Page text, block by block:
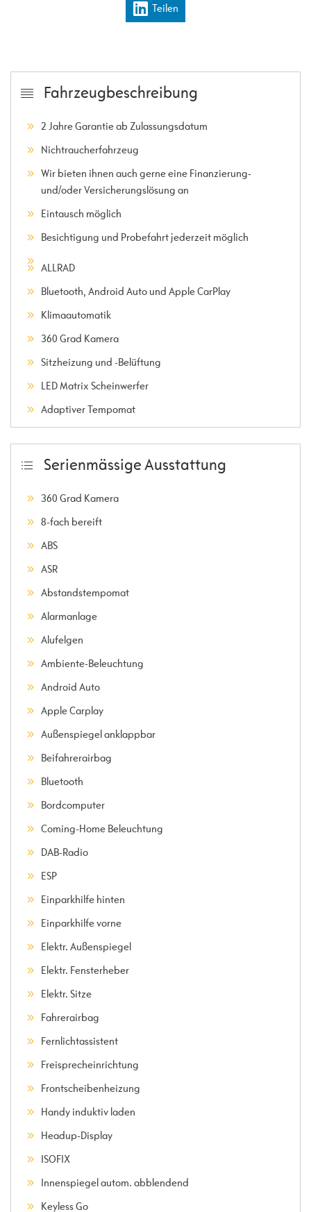
Teilen
Fahrzeugbeschreibung
2 Jahre Garantie ab Zulassungsdatum
Nichtraucherfahrzeug
Wir bieten ihnen auch gerne eine Finanzierung-
und/oder Versicherungslösung an
Eintausch möglich
Besichtigung und Probefahrt jederzeit möglich
ALLRAD
Bluetooth, Android Auto und Apple CarPlay
Klimaautomatik
360 Grad Kamera
Sitzheizung und -Belüftung
LED Matrix Scheinwerfer
Adaptiver Tempomat
Serienmässige Ausstattung
360 Grad Kamera
8-fach bereift
ABS
ASR
Abstandstempomat
Alarmanlage
Alufelgen
Ambiente-Beleuchtung
Android Auto
Apple Carplay
Außenspiegel anklappbar
Beifahrerairbag
Bluetooth
Bordcomputer
Coming-Home Beleuchtung
DAB-Radio
ESP
Einparkhilfe hinten
Einparkhilfe vorne
Elektr. Außenspiegel
Elektr. Fensterheber
Elektr. Sitze
Fahrerairbag
Fernlichtassistent
Freisprecheinrichtung
Frontscheibenheizung
Handy induktiv laden
Headup-Display
ISOFIX
Innenspiegel autom. abblendend
Keyless Go